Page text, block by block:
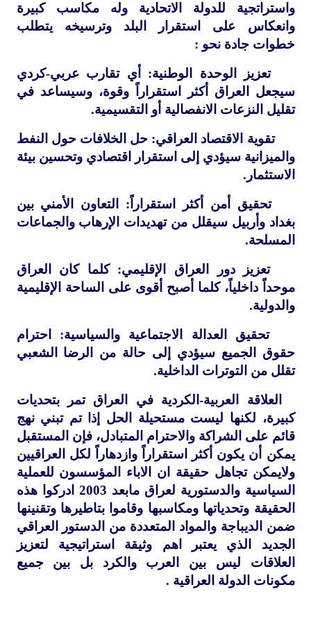
واستراتجية للدولة الاتحادية وله مكاسب كبيرة
وانعكاس على استقرار البلد وترسيخه يتطلب
خطوات جادة نحو :
تعزيز الوحدة الوطنية: أي تقارب عربي-كردي
سيجعل العراق أكثر استقراراً وقوة، وسيساعد في
تقليل النزعات الانفصالية أو التقسيمية.
تقوية الاقتصاد العراقي: حل الخلافات حول النفط
والميزانية سيؤدي إلى استقرار اقتصادي وتحسين بيئة
الاستثمار.
تحقيق أمن أكثر استقراراً: التعاون الأمني بين
بغداد وأربيل سيقلل من تهديدات الإرهاب والجماعات
المسلحة.
تعزيز دور العراق الإقليمي: كلما كان العراق
موحداً داخلياً، كلما أصبح أقوى على الساحة الإقليمية
والدولية.
تحقيق العدالة الاجتماعية والسياسية: احترام
حقوق الجميع سيؤدي إلى حالة من الرضا الشعبي
تقلل من التوترات الداخلية.
العلاقة العربية-الكردية في العراق تمر بتحديات
كبيرة، لكنها ليست مستحيلة الحل إذا تم تبني نهج
قائم على الشراكة والاحترام المتبادل، فإن المستقبل
يمكن أن يكون أكثر استقراراً وازدهاراً لكل العراقيين
ولايمكن تجاهل حقيقة ان الاباء المؤسسون للعملية
السياسية والدستورية لعراق مابعد 2003 ادركوا هذه
الحقيقة وتحدياتها ومكاسبها وقاموا بتاطيرها وتقنينها
ضمن الديباجة والمواد المتعددة من الدستور العراقي
الجديد الذي يعتبر اهم وثيقة استراتيجية لتعزيز
العلاقات ليس بين العرب والكرد بل بين جميع
مكونات الدولة العراقية .